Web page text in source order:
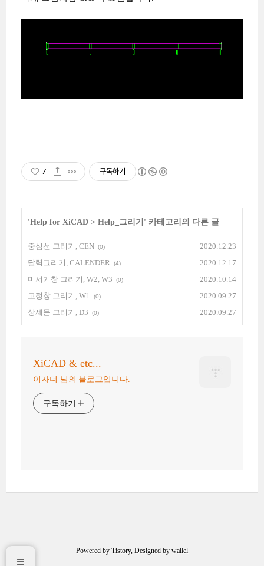
7 구독하기
'Help for XiCAD > Help_그리기 ' 카테고리의 다른 글
중심선 그리기, CEN (0)
2020.12.23
달력그리기, CALENDER
(4)
2020.12.17
미서기창 그리기, W2, W3
(0)
2020.10.14
고정창 그리기, W1
(0)
2020.09.27
상세문 그리기, D3
(0) 2020.09.27
XiCAD & etc...
이자더 님의 블로그입니다.
구독하기
Powered by Tistory, Designed by wallel